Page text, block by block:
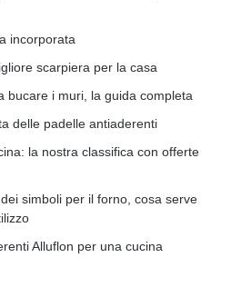
incorporata
scarpiera per la casa
bucare i muri, la guida completa
delle padelle antiaderenti
la nostra classifica con offerte
simboli per il forno, cosa serve
Alluflon per una cucina